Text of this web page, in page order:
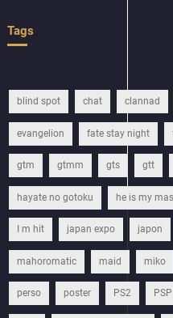
Tags
blind spot chat clannad
evangelion fate stay night
gtm gtmm gts gtt
hayate no gotoku he is my
I m hit japan expo japon
mahoromatic maid miko
perso poster PS2 PSP